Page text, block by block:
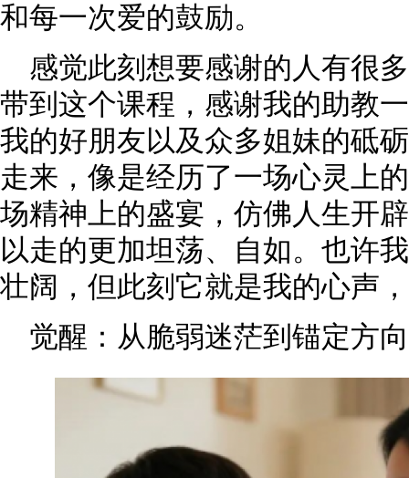
和每一次爱的鼓励。
感觉此刻想要感谢的人有很
带到这个课程，感谢我的助教
我的好朋友以及众多姐妹的砥
走来，像是经历了一场心灵上
场精神上的盛宴，仿佛人生开
以走的更加坦荡、自如。也许
壮阔，但此刻它就是我的心声
觉醒：从脆弱迷茫到锚定方向